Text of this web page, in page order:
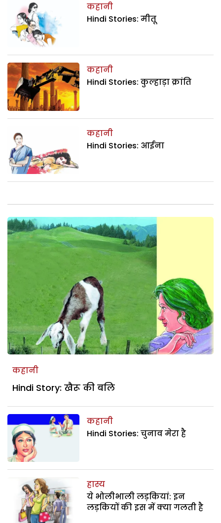
कहानी
Hindi Stories: मीतू
कहानी
Hindi Stories: कुल्हाड़ा क्रांति
कहानी
Hindi Stories: आईना
कहानी
Hindi Story: खैरू की बलि
कहानी
Hindi Stories: चुनाव मेरा है
हास्य
ये भोलीभाली लड़कियां: इन
लड़कियों की इस में क्या गलती है